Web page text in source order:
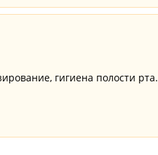
гигиена полости рта.